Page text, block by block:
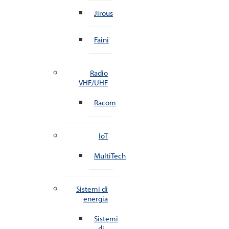
Jirous
Faini
Radio
VHF/UHF
Racom
IoT
MultiTech
Sistemi di
energia
Sistemi